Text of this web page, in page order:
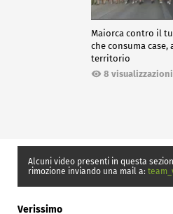
Maiorca contro il
che consuma case,
territorio
8 visualizzazioni
Alcuni video presenti in questa
rimozione inviando una mail a:
Verissimo